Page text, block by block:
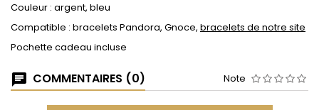
Couleur : argent, bleu
Compatible : bracelets Pandora, Gnoce, bracelets de notre site
Pochette cadeau incluse
COMMENTAIRES (0) Note